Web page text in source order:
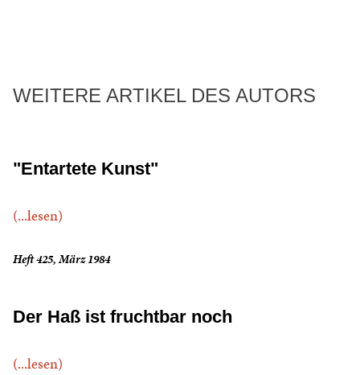
WEITERE ARTIKEL DES AUTORS
"Entartete Kunst"
(...lesen)
Heft 425, März 1984
Der Haß ist fruchtbar noch
(...lesen)